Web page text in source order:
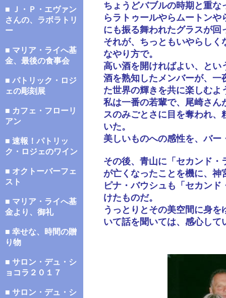
■ Ｊ・Ｐ・エヴァン
さんの、ラボラトリ
ー
■ マリア・ライへ基
金、最後の食事会
■ パトリック・ロジ
ェの彫刻展
■ カフェ・フローリ
アン
■ 速報！パトリッ
ク・ロジェのワイン
■ オクトーバーフェ
スト
■ マリア・ライへ基
金より、御礼
■ 幸せな、時間の贈
り物
■ サロン・デュ・シ
ョコラ２０１７
■ サロン・デュ・シ
ちょうどバブルの時期と重
らラトゥールやらムートン
にも振る舞われたグラスが回
それが、ちっともいやらし
なやり方で。
高い酒を開ければよい、とい
酒を熟知したメンバーが、一
た世界の輝きを共に楽しむ
私は一番の若輩で、尾崎さん
スのみごとさに目を奪われ
いた。
美しいものへの感性を、バ
その後、青山に「セカンド
が亡くなったことを機に、
ピナ・バウシュも「セカン
けたものだ。
うっとりとその美空間に身
いて話を聞いては、感心して